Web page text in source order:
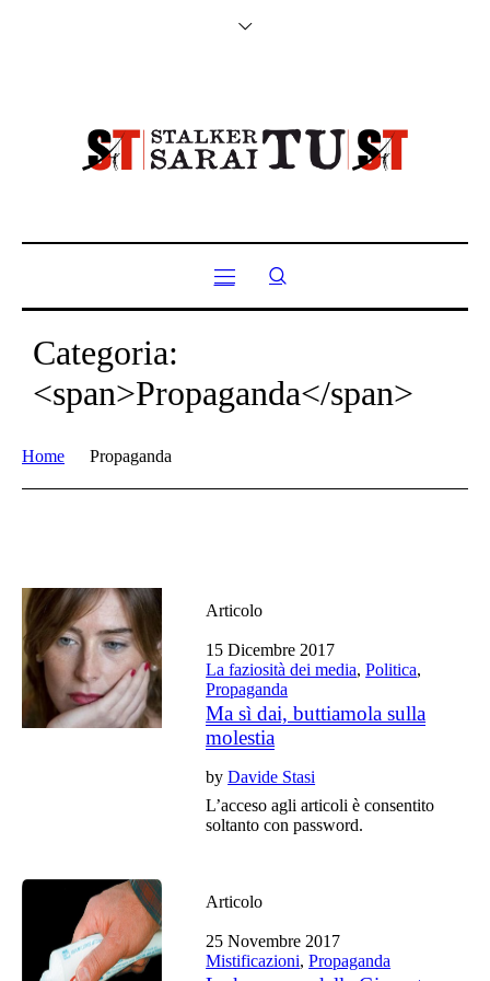
Categoria:
<span>Propaganda</span>
Home Propaganda
Articolo
15 Dicembre 2017
La faziosità dei media,Politica,
Propaganda
Ma sì dai, buttiamola sulla
molestia
byDavide Stasi
L’acceso agli articoli è consentito
soltanto con password.
Articolo
25 Novembre 2017
Mistificazioni,Propaganda